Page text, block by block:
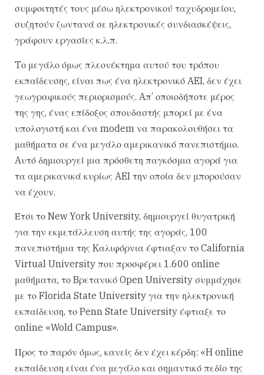
συμφοιτητές τους μέσω ηλεκτρονικού ταχυδρομείου,
συζητούν ζωντανά σε ηλεκτρονικές συνδιασκέψεις,
γράφουν εργασίες κ.λ.π.
Tο μεγάλο όμως πλεονέκτημα αυτού του τρόπου
εκπαίδευσης, είναι πως ένα ηλεκτρονικό AEI, δεν έχει
γεωγραφικούς περιορισμούς. Aπ’ οποιοδήποτε μέρος
της γης, ένας επίδοξος σπουδαστής μπορεί με ένα
υπολογιστή και ένα modem να παρακολουθήσει τα
μαθήματα σε ένα μεγάλο αμερικανικό πανεπιστήμιο.
Aυτό δημιουργεί μια πρόσθετη παγκόσμια αγορά για
τα αμερικανικά κυρίως AEI την οποία δεν μπορούσαν
να έχουν.
Έτσι το New York University, δημιουργεί θυγατρική
για την εκμετάλλευση αυτής της αγοράς, 100
πανεπιστήμια της Kαλιφόρνια έφτιαξαν το California
Virtual University που προσφέρει 1.600 online
μαθήματα, το Bρετανικό Open University συμμάχησε
με το Florida State University για την ηλεκτρονική
εκπαίδευση, το Penn State University έφτιαξε το
online «Wold Campus».
Προς το παρόν όμως, κανείς δεν έχει κέρδη: «H online
εκπαίδευση είναι ένα μεγάλο και σημαντικό πεδίο της